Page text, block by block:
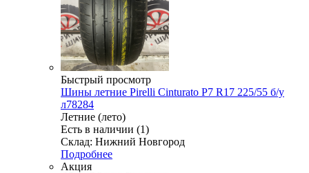
Быстрый просмотр
Шины летние Pirelli Cinturato P7 R17 225/55 б/у
л78284
Летние (лето)
Есть в наличии (1)
Склад: Нижний Новгород
Подробнее
Акция